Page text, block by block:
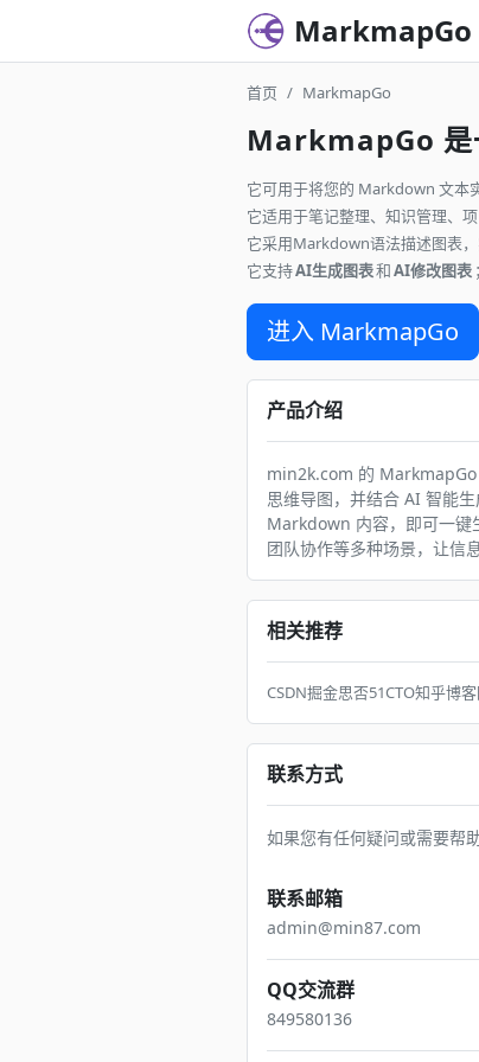
MarkmapGo
首页 MarkmapGo
MarkmapGo 是
它可用于将您的 Markdown 文本
它适用于笔记整理、知识管理、
它采用Markdown语法描述图表
它支持AI生成图表和AI修改图表 ；
进入 MarkmapGo
产品介绍
min2k.com 的 MarkmapGo
思维导图，并结合 AI 智能
Markdown 内容，即可一键
团队协作等多种场景，让信
相关推荐
CSDN掘金思否51CTO知乎博
联系方式
如果您有任何疑问或需要帮
联系邮箱
admin@min87.com
QQ交流群
849580136